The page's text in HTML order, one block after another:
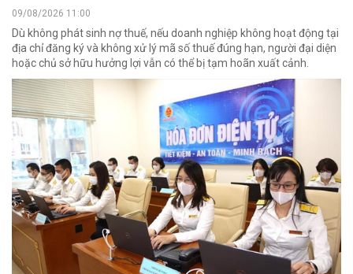
09/08/2026 11:00
Dù không phát sinh nợ thuế, nếu doanh nghiệp không hoạt động tại
địa chỉ đăng ký và không xử lý mã số thuế đúng hạn, người đại diện
hoặc chủ sở hữu hưởng lợi vẫn có thể bị tạm hoãn xuất cảnh.